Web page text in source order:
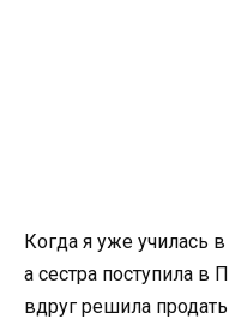
Когда я уже училась
а сестра поступила в
вдруг решила